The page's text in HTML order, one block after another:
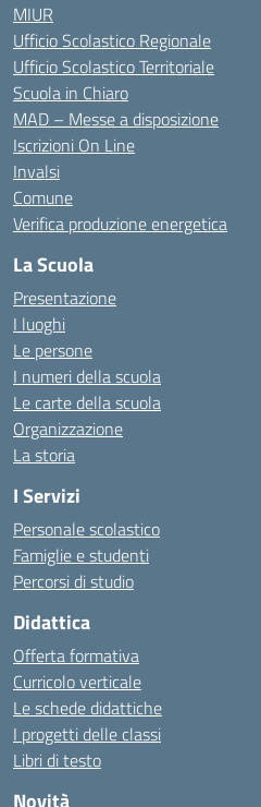
MIUR
Ufficio Scolastico Regionale
Ufficio Scolastico Territoriale
Scuola in Chiaro
MAD – Messe a disposizione
Iscrizioni On Line
Invalsi
Comune
Verifica produzione energetica
La Scuola
Presentazione
I luoghi
Le persone
I numeri della scuola
Le carte della scuola
Organizzazione
La storia
I Servizi
Personale scolastico
Famiglie e studenti
Percorsi di studio
Didattica
Offerta formativa
Curricolo verticale
Le schede didattiche
I progetti delle classi
Libri di testo
Novità